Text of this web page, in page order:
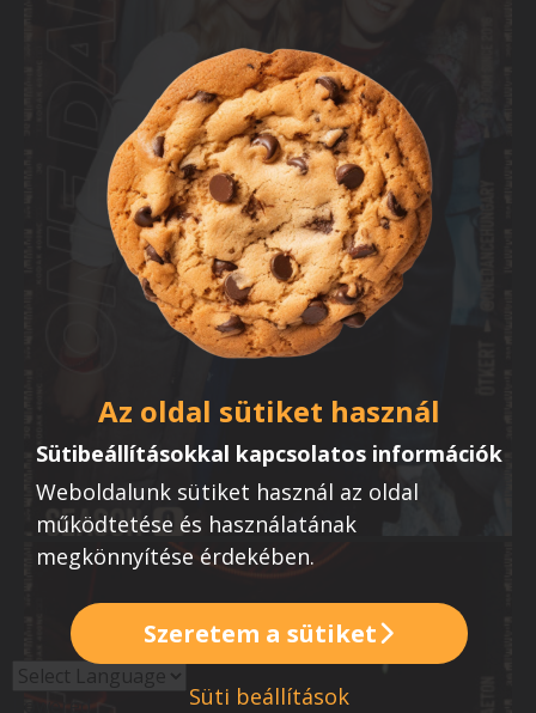
Az oldal sütiket használ
Sütibeállításokkal kapcsolatos információk
Weboldalunk sütiket használ az oldal
működtetése és használatának
megkönnyítése érdekében.
Szeretem a sütiket
Süti beállítások